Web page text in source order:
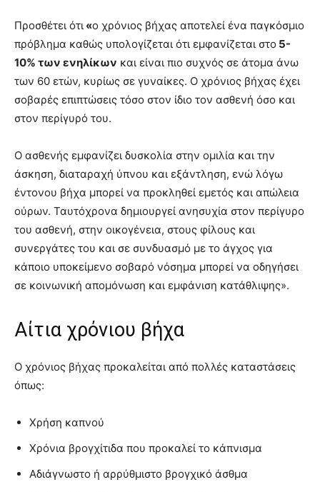
Προσθέτει ότι «ο χρόνιος βήχας αποτελεί ένα παγκόσμιο
πρόβλημα καθώς υπολογίζεται ότι εμφανίζεται στο 5-
10% των ενηλίκων και είναι πιο συχνός σε άτομα άνω
των 60 ετών, κυρίως σε γυναίκες. Ο χρόνιος βήχας έχει
σοβαρές επιπτώσεις τόσο στον ίδιο τον ασθενή όσο και
στον περίγυρό του.
Ο ασθενής εμφανίζει δυσκολία στην ομιλία και την
άσκηση, διαταραχή ύπνου και εξάντληση, ενώ λόγω
έντονου βήχα μπορεί να προκληθεί εμετός και απώλεια
ούρων. Ταυτόχρονα δημιουργεί ανησυχία στον περίγυρο
του ασθενή, στην οικογένεια, στους φίλους και
συνεργάτες του και σε συνδυασμό με το άγχος για
κάποιο υποκείμενο σοβαρό νόσημα μπορεί να οδηγήσει
σε κοινωνική απομόνωση και εμφάνιση κατάθλιψης».
Aίτια χρόνιου βήχα
Ο χρόνιος βήχας προκαλείται από πολλές καταστάσεις
όπως:
Χρήση καπνού
Χρόνια βρογχίτιδα που προκαλεί το κάπνισμα
Αδιάγνωστο ή αρρύθμιστο βρογχικό άσθμα